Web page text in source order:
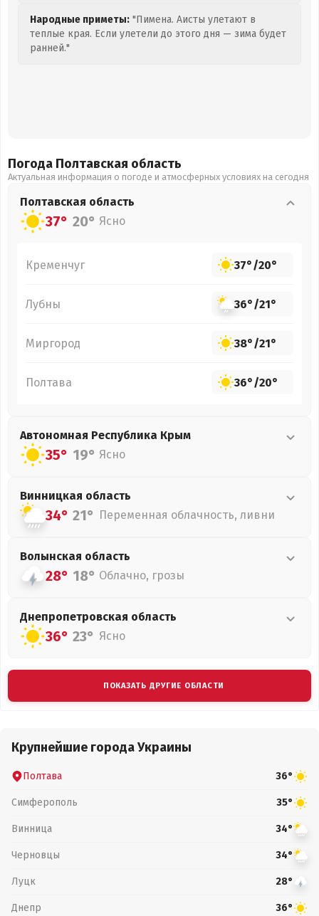
Народные приметы: "Пимена. Аисты улетают в
теплые края. Если улетели до этого дня — зима будет
ранней."
Погода Полтавская область
Актуальная информация о погоде и атмосферных условиях на сегодня
Полтавская область
37° 20° Ясно
Кременчуг 37°/20°
Лубны 36°/21°
Миргород 38°/21°
Полтава 36°/20°
Автономная Республика Крым
35° 19° Ясно
Винницкая область
34° 21° Переменная облачность, ливни
Волынская область
28° 18° Облачно, грозы
Днепропетровская область
36° 23° Ясно
ПОКАЗАТЬ ДРУГИЕ ОБЛАСТИ
Крупнейшие города Украины
Полтава 36°
Симферополь 35°
Винница 34°
Черновцы 34°
Луцк 28°
Днепр 36°